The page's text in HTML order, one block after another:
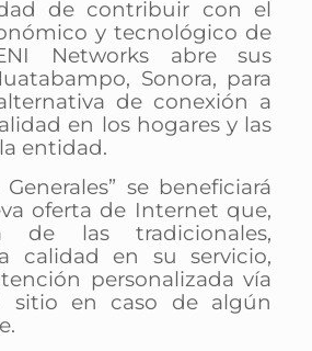
de contribuir con el
y tecnológico de
Networks abre sus
Sonora, para
de conexión a
en los hogares y las
entidad.
Generales” se beneficiará
oferta de Internet que,
de las tradicionales,
calidad en su servicio,
personalizada vía
sitio en caso de algún